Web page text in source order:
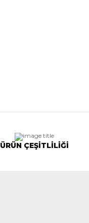
ÜRÜN ÇEŞİTLİLİĞİ